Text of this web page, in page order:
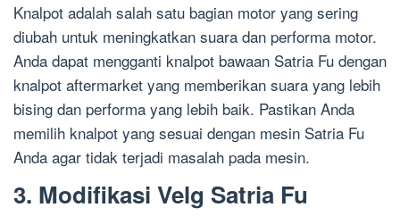
Knalpot adalah salah satu bagian motor yang sering
diubah untuk meningkatkan suara dan performa motor.
Anda dapat mengganti knalpot bawaan Satria Fu dengan
knalpot aftermarket yang memberikan suara yang lebih
bising dan performa yang lebih baik. Pastikan Anda
memilih knalpot yang sesuai dengan mesin Satria Fu
Anda agar tidak terjadi masalah pada mesin.
3. Modifikasi Velg Satria Fu